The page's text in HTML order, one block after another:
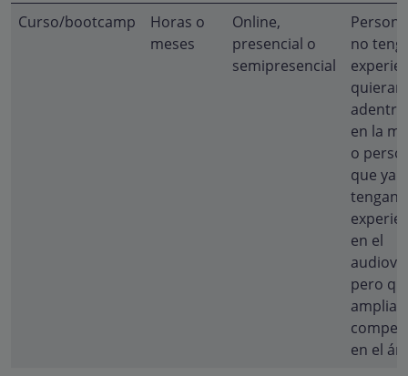
Curso/bootcamp
Horas o
meses
Online,
presencial o
semipresencial
no
quieran
en la
o
que ya
tengan
en el
pero
ampliar
en el